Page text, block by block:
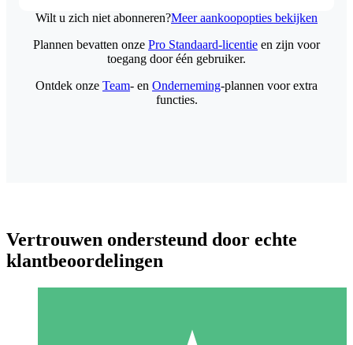
Wilt u zich niet abonneren?Meer aankoopopties bekijken
Plannen bevatten onze Pro Standaard-licentie en zijn voor
toegang door één gebruiker.
Ontdek onze Team- en Onderneming-plannen voor extra
functies.
Vertrouwen ondersteund door echte
klantbeoordelingen